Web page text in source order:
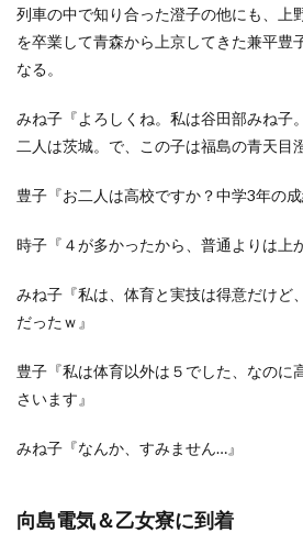
列車の中で知り合った澄子の他にも、上
を卒業して青森から上京してきた兼平豊
なる。
みね子『よろしくね。私は谷田部みね子
二人は茨城。で、この子は福島の青天目
豊子『お二人は高校ですか？中学3年の
時子『４が多かったから、普通よりは上
みね子『私は、体育と実技は得意だけど
だったｗ』
豊子『私は体育以外は５でした、なのに
さいます』
みね子『なんか、すみません…』
向島電気＆乙女寮に到着